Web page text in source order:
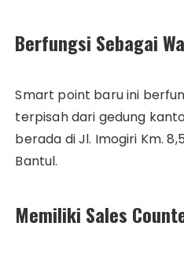
Berfungsi Sebagai
Smart point baru ini
terpisah dari gedung
berada di Jl. Imogiri Km.
Bantul.
Memiliki Sales